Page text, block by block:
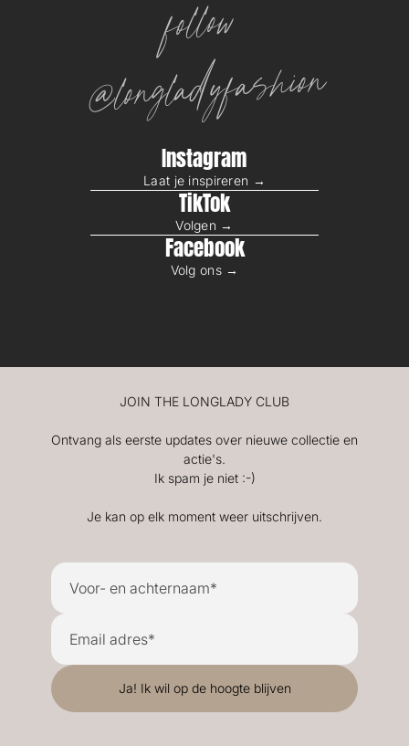
follow
@longladyfashion
Instagram
Laat je inspireren →
TikTok
Volgen →
Facebook
Volg ons →
JOIN THE LONGLADY CLUB
Ontvang als eerste updates over nieuwe collectie en
actie's.
Ik spam je niet :-)
Je kan op elk moment weer uitschrijven.